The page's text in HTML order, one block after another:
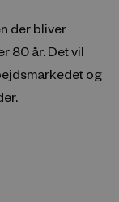
der bliver
80 år. Det vil
og